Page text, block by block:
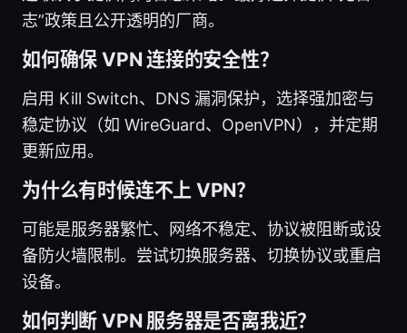
志”政策且公开透明的厂商。
如何确保 VPN 连接的安全性？
启用 Kill Switch、DNS 漏洞保护，选择强加密与
稳定协议（如 WireGuard、OpenVPN），并定期
更新应用。
为什么有时候连不上 VPN？
可能是服务器繁忙、网络不稳定、协议被阻断或设
备防火墙限制。尝试切换服务器、切换协议或重启
设备。
如何判断 VPN 服务器是否离我近？